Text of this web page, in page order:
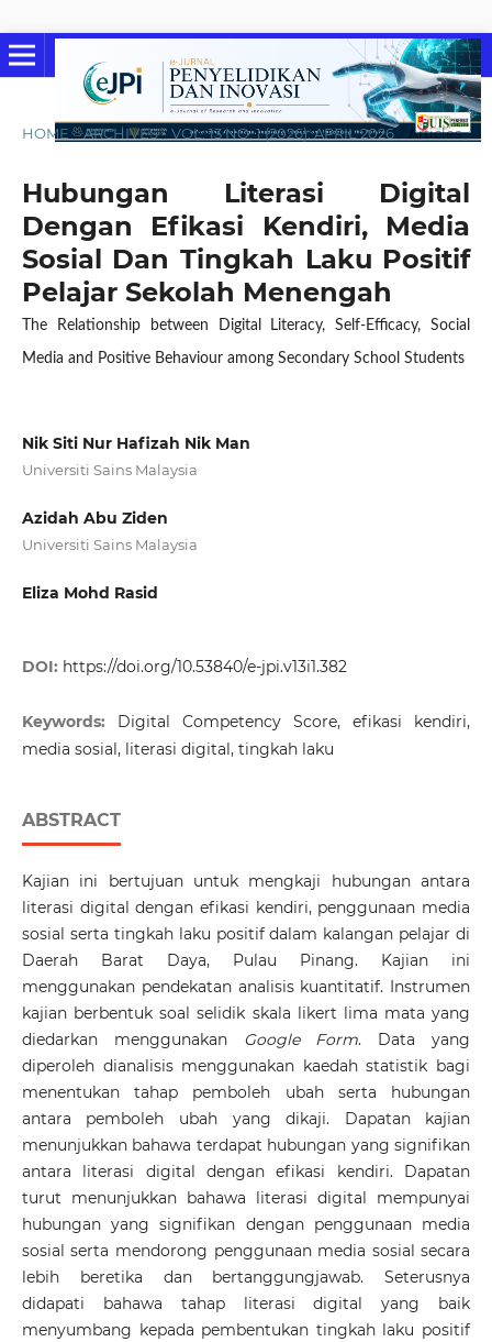
HOME / ARCHIVES / VOL. 13 NO. 1 (2026): APRIL 2026 Articles
Hubungan Literasi Digital
Dengan Efikasi Kendiri, Media
Sosial Dan Tingkah Laku Positif
Pelajar Sekolah Menengah
The Relationship between Digital Literacy, Self-Efficacy, Social
Media and Positive Behaviour among Secondary School Students
Nik Siti Nur Hafizah Nik Man
Universiti Sains Malaysia
Azidah Abu Ziden
Universiti Sains Malaysia
Eliza Mohd Rasid
DOI: https://doi.org/10.53840/e-jpi.v13i1.382
Keywords: Digital Competency Score, efikasi kendiri,
media sosial, literasi digital, tingkah laku
ABSTRACT
Kajian ini bertujuan untuk mengkaji hubungan antara
literasi digital dengan efikasi kendiri, penggunaan media
sosial serta tingkah laku positif dalam kalangan pelajar di
Daerah Barat Daya, Pulau Pinang. Kajian ini
menggunakan pendekatan analisis kuantitatif. Instrumen
kajian berbentuk soal selidik skala likert lima mata yang
diedarkan menggunakan Google Form. Data yang
diperoleh dianalisis menggunakan kaedah statistik bagi
menentukan tahap pemboleh ubah serta hubungan
antara pemboleh ubah yang dikaji. Dapatan kajian
menunjukkan bahawa terdapat hubungan yang signifikan
antara literasi digital dengan efikasi kendiri. Dapatan
turut menunjukkan bahawa literasi digital mempunyai
hubungan yang signifikan dengan penggunaan media
sosial serta mendorong penggunaan media sosial secara
lebih beretika dan bertanggungjawab. Seterusnya
didapati bahawa tahap literasi digital yang baik
menyumbang kepada pembentukan tingkah laku positif